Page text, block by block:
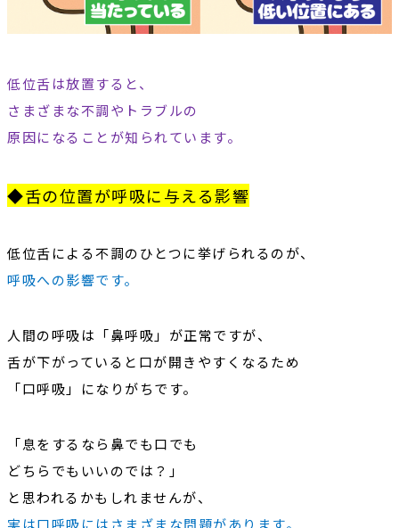
低位舌は放置すると、
さまざまな不調やトラブルの
原因になることが知られています。
◆舌の位置が呼吸に与える影響
低位舌による不調のひとつに挙げられるのが、
呼吸への影響です。
人間の呼吸は 「鼻呼吸」 が正常ですが、
舌が下がっていると口が開きやすくなるため
「口呼吸」
になりがちです。
「息をするなら鼻でも口でも
どちらでもいいのでは？」
と思われるかもしれませんが、
実は口呼吸にはさまざまな問題があります。